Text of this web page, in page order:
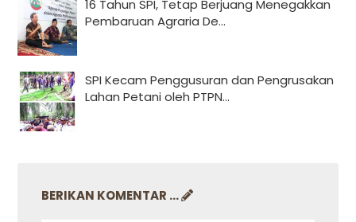
16 Tahun SPI, Tetap Berjuang Menegakkan
Pembaruan Agraria De...
SPI Kecam Penggusuran dan Pengrusakan
Lahan Petani oleh PTPN...
BERIKAN KOMENTAR ...